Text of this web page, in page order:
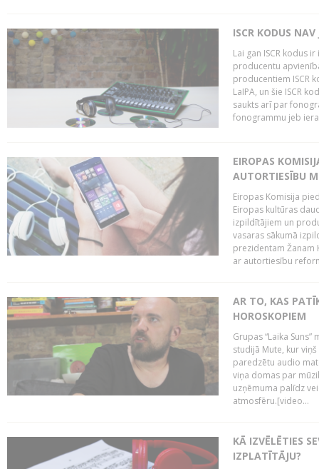
ISCR KODUS
Lai gan ISCR kodus
producentu
producentiem ISCR
LaIPA, un šie ISCR
saukts arī par
fonogrammu jeb
EIROPAS
AUTORTIESĪBU
Eiropas Komisija
Eiropas kultūras
izpildītājiem un
vasaras sākumā
prezidentam Žanam
ar autortiesību
AR TO, KAS
HOROSKOPIEM
Grupas “Laika
studijā Mute, kur
paredzētu audio
viņa domas par
uzņēmuma palīdz
atmosfēru.[video...
KĀ IZVĒLĒTIES
IZPLATĪTĀJU?